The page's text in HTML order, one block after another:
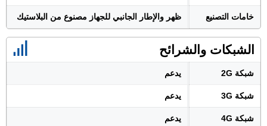
خامات التصنيع ظهر والإطار الجانبي للجهاز مصنوع من البلاستيك
الشبكات والشرائح
شبكة 2G يدعم
شبكة 3G يدعم
شبكة 4G يدعم